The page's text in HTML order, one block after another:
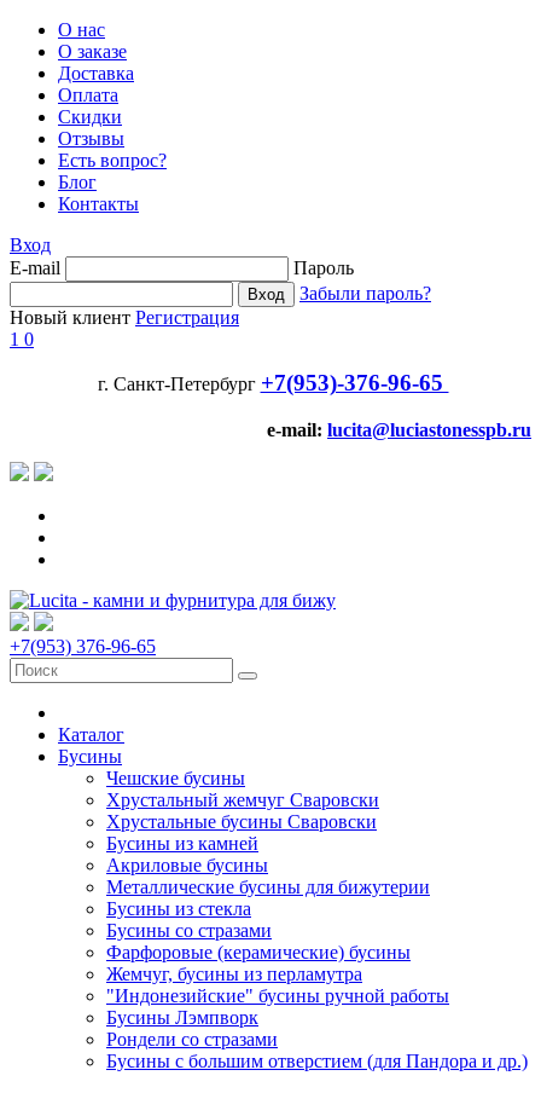
О нас
О заказе
Доставка
Оплата
Скидки
Отзывы
Есть вопрос?
Блог
Контакты
Вход
E-mail
Пароль
Забыли пароль?
Новый клиент Регистрация
1 0
г. Санкт-Петербург +7(953)-376-96-65
e-mail: lucita@luciastonesspb.ru
+7(953) 376-96-65
Каталог
Бусины
Чешские бусины
Хрустальный жемчуг Сваровски
Хрустальные бусины Сваровски
Бусины из камней
Акриловые бусины
Металлические бусины для бижутерии
Бусины из стекла
Бусины со стразами
Фарфоровые (керамические) бусины
Жемчуг, бусины из перламутра
"Индонезийские" бусины ручной работы
Бусины Лэмпворк
Рондели со стразами
Бусины с большим отверстием (для Пандора и др.)